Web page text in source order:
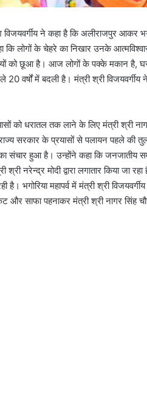
ने कहा है कि अलीराजपुर आकर
कि लोगों के चेहरे का निखार उनके
को छूआ है। आज लोगों के पक्के मकान
वर्षों में बदली है। मंत्री श्री
को धरातल तक लाने के लिए मंत्री श्री
सरकार के प्रयासों से पलायन पहले की
हुआ है। उन्होंने कहा कि जनजातीय
नरेन्द्र मोदी द्वारा लगातार किया जा
भगोरिया महापर्व में मंत्री श्री
और साफा पहनाकर मंत्री श्री नागर सिंह